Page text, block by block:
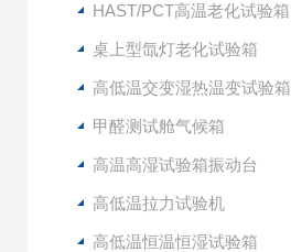
HAST/PCT高温老化试验箱
桌上型氙灯老化试验箱
高低温交变湿热温变试验箱
甲醛测试舱气候箱
高温高湿试验箱振动台
高低温拉力试验机
高低温恒温恒湿试验箱